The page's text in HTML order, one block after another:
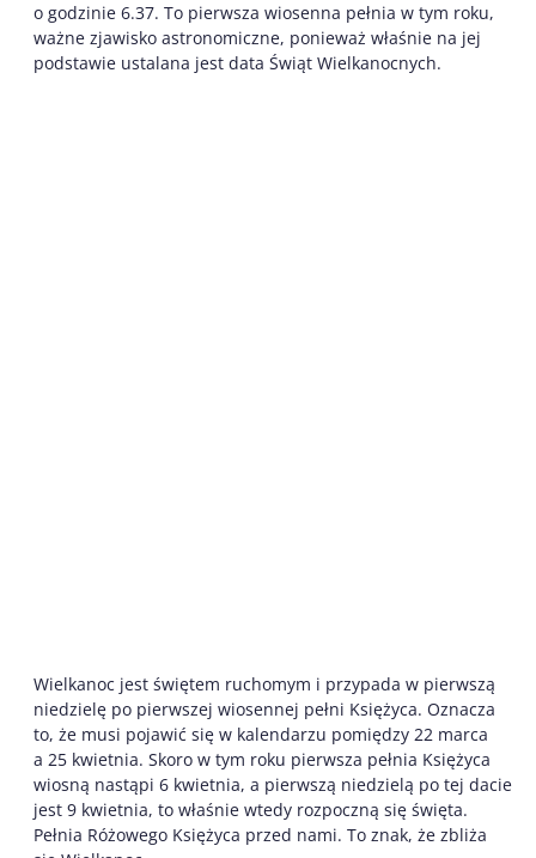
o godzinie 6.37. To pierwsza wiosenna pełnia w tym roku,
ważne zjawisko astronomiczne, ponieważ właśnie na jej
podstawie ustalana jest data Świąt Wielkanocnych.
Wielkanoc jest świętem ruchomym i przypada w pierwszą
niedzielę po pierwszej wiosennej pełni Księżyca. Oznacza
to, że musi pojawić się w kalendarzu pomiędzy 22 marca
a 25 kwietnia. Skoro w tym roku pierwsza pełnia Księżyca
wiosną nastąpi 6 kwietnia, a pierwszą niedzielą po tej dacie
jest 9 kwietnia, to właśnie wtedy rozpoczną się święta.
Pełnia Różowego Księżyca przed nami. To znak, że zbliża